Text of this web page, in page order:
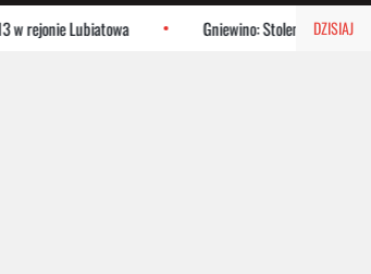
DZISIAJ
Lubiatowa Gniewino: Stolem szykuje się na